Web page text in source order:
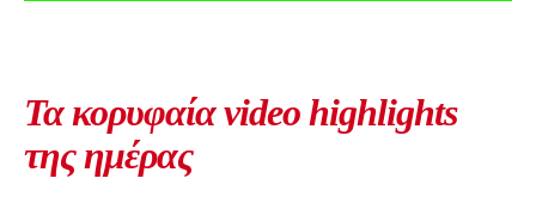
Τα κορυφαία video highlights
της ημέρας